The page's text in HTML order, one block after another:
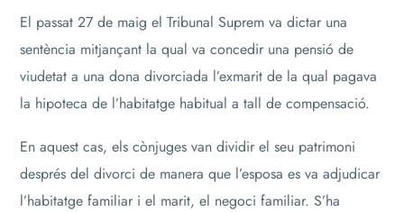
El passat 27 de maig el Tribunal Suprem va dictar una
sentència mitjançant la qual va concedir una pensió de
viudetat a una dona divorciada l’exmarit de la qual pagava
la hipoteca de l’habitatge habitual a tall de compensació.
En aquest cas, els cònjuges van dividir el seu patrimoni
després del divorci de manera que l’esposa es va adjudicar
l’habitatge familiar i el marit, el negoci familiar. S’ha